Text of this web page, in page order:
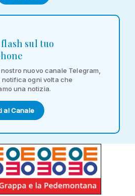
sul tuo
nuovo canale Telegram,
notifica ogni volta che
una notizia.
al Canale